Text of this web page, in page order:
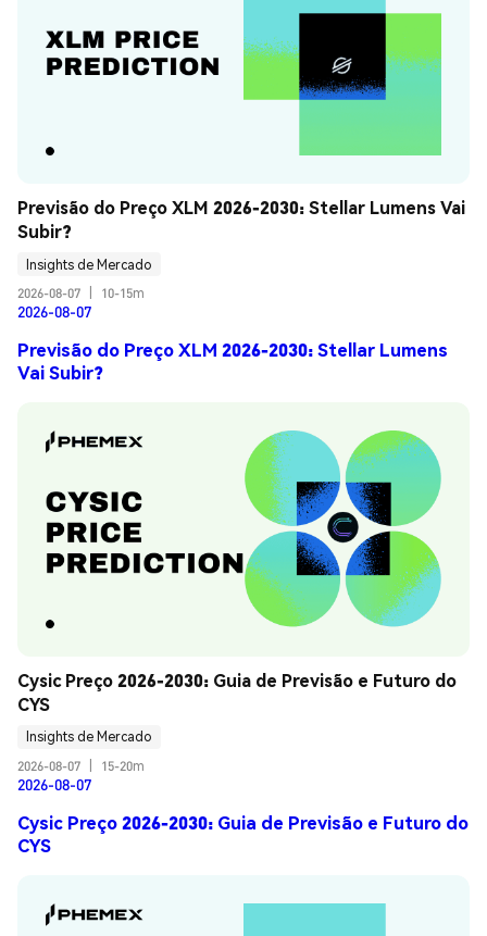
Previsão do Preço XLM 2026-2030: Stellar Lumens Vai
Subir?
Insights de Mercado
2026-08-07
10-15m
2026-08-07
Previsão do Preço XLM 2026-2030: Stellar Lumens
Vai Subir?
Cysic Preço 2026-2030: Guia de Previsão e Futuro do
CYS
Insights de Mercado
2026-08-07
15-20m
2026-08-07
Cysic Preço 2026-2030: Guia de Previsão e Futuro do
CYS